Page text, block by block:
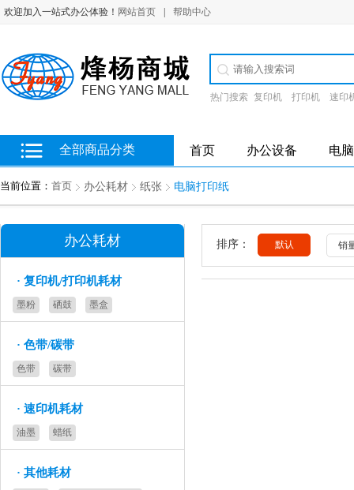
欢迎加入一站式办公体验！ 网站首页 帮助中心
热门搜索 复印机 打印机 速印
全部商品分类 首页 办公设备 电
当前位置： 首页 办公耗材 纸张 电脑打印纸
办公耗材
· 复印机/打印机耗材
墨粉 硒鼓 墨盒
· 色带/碳带
色带 碳带
· 速印机耗材
油墨 蜡纸
· 其他耗材
排序： 默认 销